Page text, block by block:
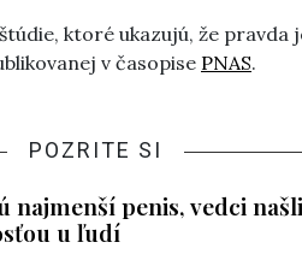
ktoré ukazujú, že pravda
v časopise PNAS.
POZRITE SI
najmenší penis, vedci
u ľudí